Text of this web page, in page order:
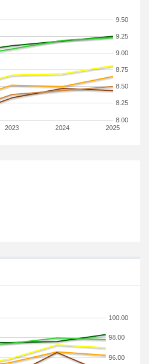
2023 2024 2025
8.00
8.25
8.50
8.75
9.00
9.25
9.50
96.00
98.00
100.00